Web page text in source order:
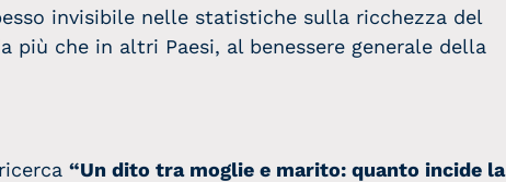
invisibile nelle statistiche sulla ricchezza del
più che in altri Paesi, al benessere generale della
“Un dito tra moglie e marito: quanto incide la